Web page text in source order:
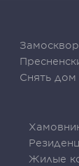
Снять дом
Жилые